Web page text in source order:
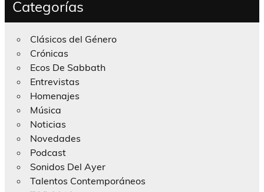
Categorías
Clásicos del Género
Crónicas
Ecos De Sabbath
Entrevistas
Homenajes
Música
Noticias
Novedades
Podcast
Sonidos Del Ayer
Talentos Contemporáneos